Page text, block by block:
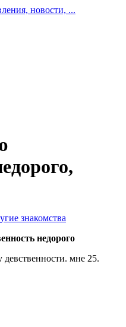
новости, ...
знакомства
недорого
мне 25.